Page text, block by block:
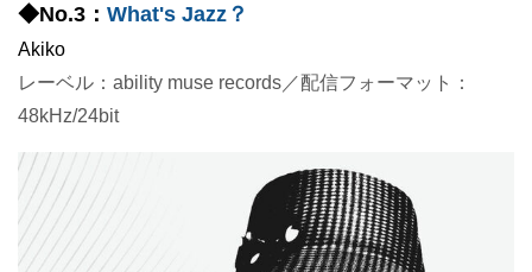
◆No.3： What's Jazz？
Akiko
レーベル：ability muse records／配信フォーマット：
48kHz/24bit